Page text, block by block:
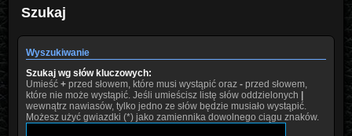
Szukaj
Wyszukiwanie
Szukaj wg słów kluczowych:
Umieść +przed słowem, które musi wystąpić oraz -przed słowem,
które nie może wystąpić. Jeśli umieścisz listę słów oddzielonych
wewnątrz nawiasów, tylko jedno ze słów będzie musiało wystąpić.
Możesz użyć gwiazdki (*) jako zamiennika dowolnego ciągu znaków.